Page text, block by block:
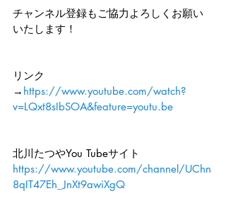
チャンネル登録もご協力よろしくお願い
いたします！
リンク
→ https://www.youtube.com/watch?
v=LQxt8sIbSOA&feature=youtu.be
北川たつやYou Tubeサイト
https://www.youtube.com/channel/UChn
8qIT47Eh_JnXt9awiXgQ